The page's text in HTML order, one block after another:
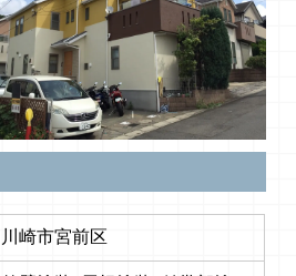
川崎市宮前区